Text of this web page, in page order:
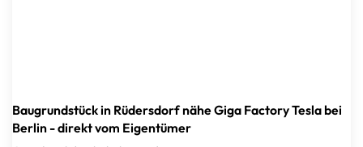
Baugrundstück in Rüdersdorf nähe Giga Factory Tesla bei
Berlin - direkt vom Eigentümer